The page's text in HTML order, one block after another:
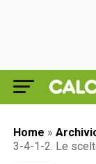
Home »
3-4-1-2. Le